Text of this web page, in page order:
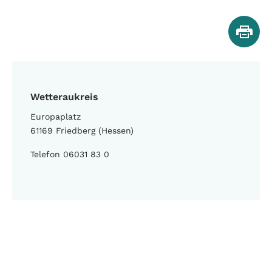
Wetteraukreis
Europaplatz
61169 Friedberg (Hessen)
Telefon 06031 83 0